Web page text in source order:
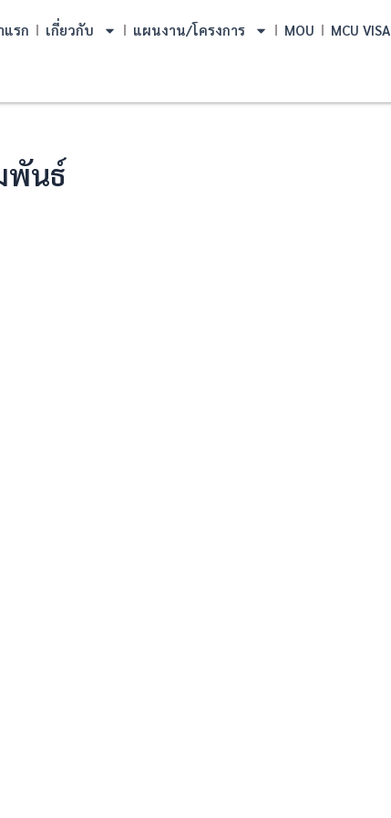
แรก เกี่ยวกับ แผนงาน/โครงการ MOU MCU VISA
พันธ์